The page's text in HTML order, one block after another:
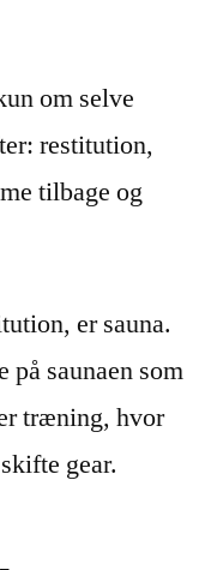
om selve
restitution,
tilbage og
er sauna.
saunaen som
træning, hvor
gear.